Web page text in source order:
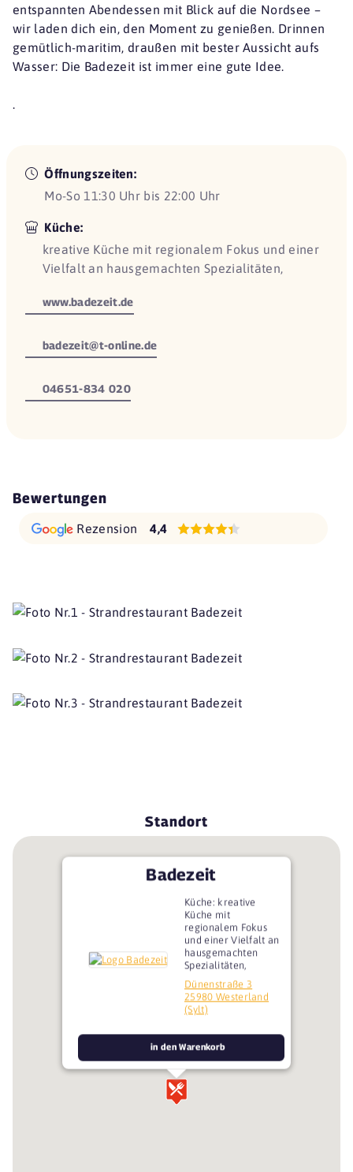
entspannten Abendessen mit Blick auf die Nordsee –
wir laden dich ein, den Moment zu genießen. Drinnen
gemütlich-maritim, draußen mit bester Aussicht aufs
Wasser: Die Badezeit ist immer eine gute Idee.
.
Öffnungszeiten:
Mo-So 11:30 Uhr bis 22:00 Uhr
Küche:
kreative Küche mit regionalem Fokus und einer
Vielfalt an hausgemachten Spezialitäten,
www.badezeit.de
badezeit@t-online.de
04651-834 020
Bewertungen
Rezension 4,4
Standort
Badezeit
Küche: kreative
Küche mit
regionalem Fokus
und einer Vielfalt an
hausgemachten
Spezialitäten,
Dünenstraße 3
25980 Westerland
(Sylt)
in den Warenkorb